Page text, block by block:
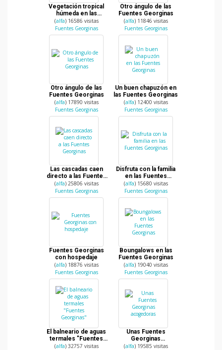
Vegetación tropical
húmeda en las
Fuentes Georginas
(alfa) 16586 visitas
Fuentes Georginas
Otro ángulo de las
Fuentes Georginas
(alfa) 11846 visitas
Fuentes Georginas
Otro ángulo de las
Fuentes Georginas
(alfa) 17890 visitas
Fuentes Georginas
Un buen chapuzón en
las Fuentes Georginas
(alfa) 12400 visitas
Fuentes Georginas
Las cascadas caen
directo a las Fuentes
Georginas
(alfa) 25806 visitas
Fuentes Georginas
Disfruta con la familia
en las Fuentes
Georginas
(alfa) 15680 visitas
Fuentes Georginas
Fuentes Georginas
con hospedaje
(alfa) 18876 visitas
Fuentes Georginas
Boungalows en las
Fuentes Georginas
(alfa) 19040 visitas
Fuentes Georginas
El balneario de aguas
termales "Fuentes
Georginas"
(alfa) 32757 visitas
Unas Fuentes
Georginas
acogedoras
(alfa) 19585 visitas